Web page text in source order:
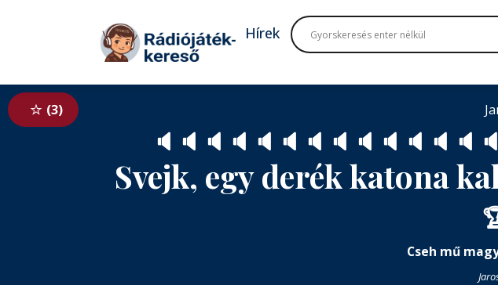
Tovább a tartalomhoz
Hírek
3
🔈 🔈 🔈 🔈 🔈 🔈 🔈 🔈 🔈 🔈 🔈 🔈 🔈 🔈
Svejk, egy derék katona
Cseh mű